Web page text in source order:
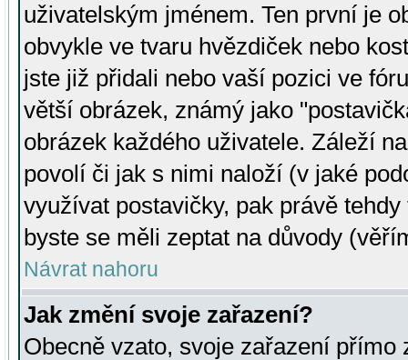
uživatelským jménem. Ten první je
obvykle ve tvaru hvězdiček nebo
jste již přidali nebo vaší pozici ve
větší obrázek, známý jako
obrázek každého uživatele. Záleží
povolí či jak s nimi naloží (v jaké
využívat postavičky, pak právě
byste se měli zeptat na důvody
Návrat nahoru
Jak změní svoje zařazení?
Obecně vzato, svoje zařazení přímo